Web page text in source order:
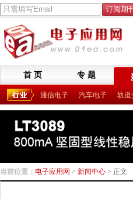
首 页 专 题
通信电子 汽车电子 轨道
当前位置： 电子应用网 > 新闻中心 > 正文